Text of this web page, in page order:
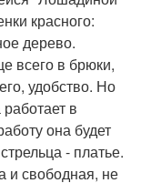
красного:
дерево.
всего в брюки,
удобство. Но
в
она будет
- платье.
и свободная, не